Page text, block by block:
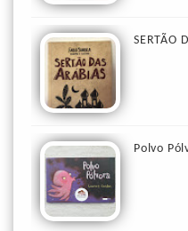
SERTÃO
Polvo